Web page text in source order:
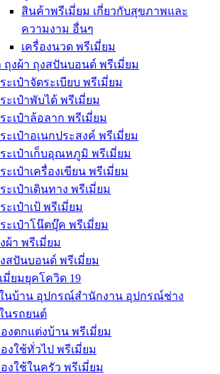
สินค้าพรีเมี่ยม เกี่ยวกับสุขภาพและ
ความงาม อื่นๆ
เครื่องนวด พรีเมี่ยม
ถุงผ้า ถุงสปันบอนด์ พรีเมี่ยม
ะเป๋าจัดระเบียบ พรีเมี่ยม
ะเป๋าพับได้ พรีเมี่ยม
ะเป๋าล้อลาก พรีเมี่ยม
ะเป๋าอเนกประสงค์ พรีเมี่ยม
ะเป๋าเก็บอุณหภูมิ พรีเมี่ยม
ะเป๋าเครื่องเขียน พรีเมี่ยม
ะเป๋าเดินทาง พรีเมี่ยม
ะเป๋าเป้ พรีเมี่ยม
ะเป๋าโน๊ตบุ๊ค พรีเมี่ยม
ผ้า พรีเมี่ยม
สปันบอนด์ พรีเมี่ยม
มี่ยมยุคโควิด 19
นบ้าน อุปกรณ์สำนักงาน อุปกรณ์ช่าง
นรถยนต์
งตกแต่งบ้าน พรีเมี่ยม
งใช้ทั่วไป พรีเมี่ยม
งใช้ในครัว พรีเมี่ยม